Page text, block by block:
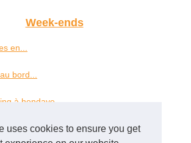
uses cookies to ensure you get
Week-ends
en...
bord...
à hendaye...